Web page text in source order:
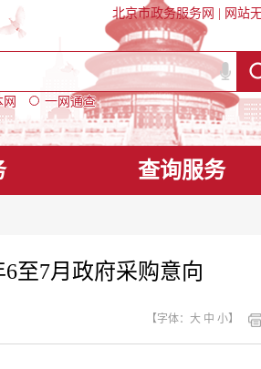
北京市政务服务网 网站
一网通查
查询服务
至7月政府采购意向
【字体： 大 中 小】